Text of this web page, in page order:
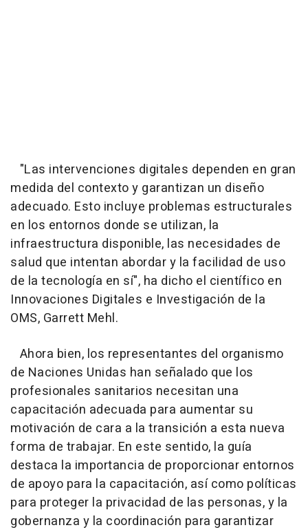
"Las intervenciones digitales dependen en gran
medida del contexto y garantizan un diseño
adecuado. Esto incluye problemas estructurales
en los entornos donde se utilizan, la
infraestructura disponible, las necesidades de
salud que intentan abordar y la facilidad de uso
de la tecnología en sí", ha dicho el científico en
Innovaciones Digitales e Investigación de la
OMS, Garrett Mehl.
Ahora bien, los representantes del organismo
de Naciones Unidas han señalado que los
profesionales sanitarios necesitan una
capacitación adecuada para aumentar su
motivación de cara a la transición a esta nueva
forma de trabajar. En este sentido, la guía
destaca la importancia de proporcionar entornos
de apoyo para la capacitación, así como políticas
para proteger la privacidad de las personas, y la
gobernanza y la coordinación para garantizar